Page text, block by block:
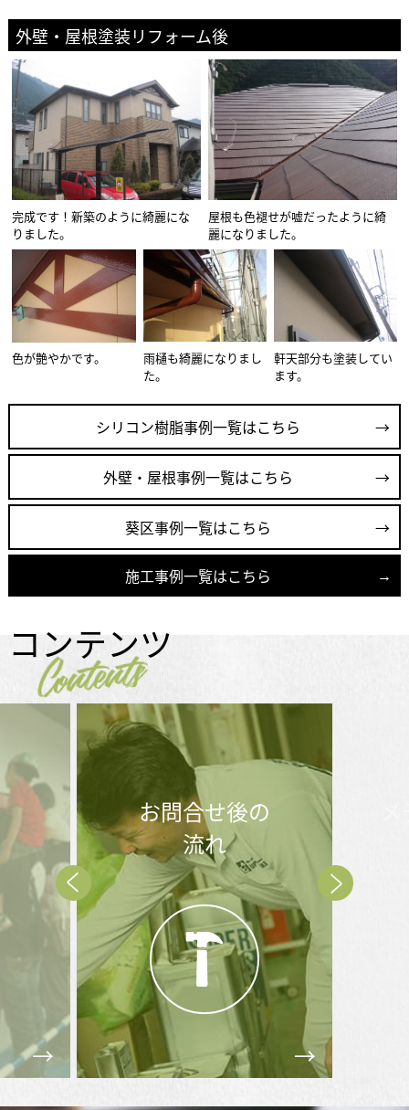
外壁・屋根塗装リフォーム後
完成です！新築のように綺麗にな
りました。
屋根も色褪せが嘘だったように綺
麗になりました。
色が艶やかです。
雨樋も綺麗になりまし
た。
軒天部分も塗装してい
ます。
シリコン樹脂事例一覧はこちら
外壁・屋根事例一覧はこちら
葵区事例一覧はこちら
施工事例一覧はこちら
コンテンツ
Contents
お問合せ後の
流れ
Prev Next